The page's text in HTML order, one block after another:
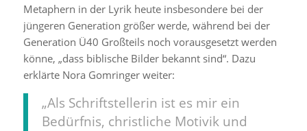
Metaphern in der Lyrik heute insbesondere bei der
jüngeren Generation größer werde, während bei der
Generation Ü40 Großteils noch vorausgesetzt werden
könne, „dass biblische Bilder bekannt sind“. Dazu
erklärte Nora Gomringer weiter:
„Als Schriftstellerin ist es mir ein
Bedürfnis, christliche Motivik und